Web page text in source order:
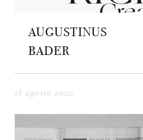
AUGUSTINUS
BADER
18 agosto 2020